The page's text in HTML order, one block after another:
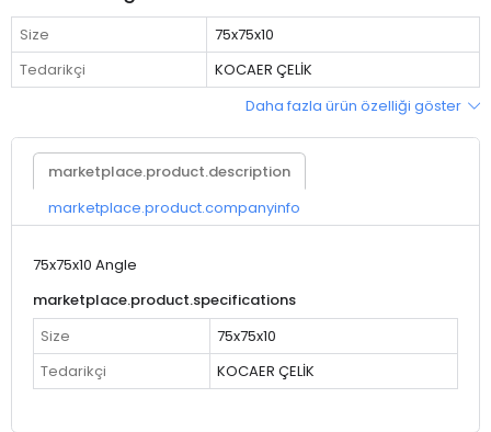
Size
75x75x10
Tedarikçi
KOCAER ÇELİK
Daha fazla ürün özelliği göster
marketplace.product.description
marketplace.product.companyinfo
75x75x10 Angle
marketplace.product.specifications
Size
75x75x10
Tedarikçi
KOCAER ÇELİK